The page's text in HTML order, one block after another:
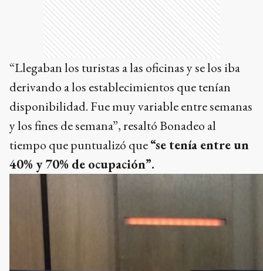
“Llegaban los turistas a las oficinas y se los iba
derivando a los establecimientos que tenían
disponibilidad. Fue muy variable entre semanas
y los fines de semana”, resaltó Bonadeo al
tiempo que puntualizó que“se tenía entre un
40% y 70% de ocupación”.